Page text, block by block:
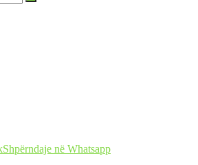
Shpërndaje në Whatsapp